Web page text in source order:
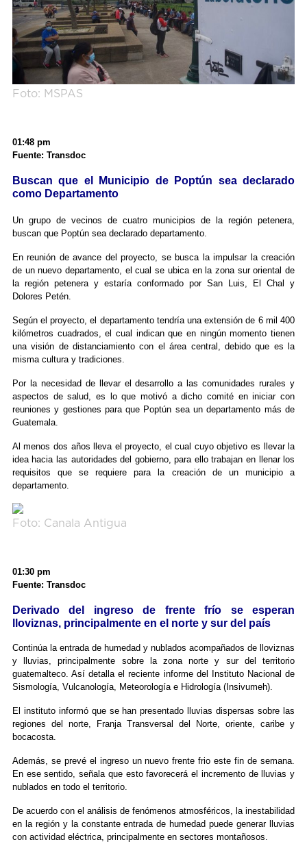
Foto: MSPAS
01:48 pm
Fuente: Transdoc
Buscan que el Municipio de Poptún sea declarado
como Departamento
Un grupo de vecinos de cuatro municipios de la región petenera,
buscan que Poptún sea declarado departamento.
En reunión de avance del proyecto, se busca la impulsar la creación
de un nuevo departamento, el cual se ubica en la zona sur oriental de
la región petenera y estaría conformado por San Luis, El Chal y
Dolores Petén.
Según el proyecto, el departamento tendría una extensión de 6 mil 400
kilómetros cuadrados, el cual indican que en ningún momento tienen
una visión de distanciamiento con el área central, debido que es la
misma cultura y tradiciones.
Por la necesidad de llevar el desarrollo a las comunidades rurales y
aspectos de salud, es lo que motivó a dicho comité en iniciar con
reuniones y gestiones para que Poptún sea un departamento más de
Guatemala.
Al menos dos años lleva el proyecto, el cual cuyo objetivo es llevar la
idea hacia las autoridades del gobierno, para ello trabajan en llenar los
requisitos que se requiere para la creación de un municipio a
departamento.
Foto: Canala Antigua
01:30 pm
Fuente: Transdoc
Derivado del ingreso de frente frío se esperan
lloviznas, principalmente en el norte y sur del país
Continúa la entrada de humedad y nublados acompañados de lloviznas
y lluvias, principalmente sobre la zona norte y sur del territorio
guatemalteco. Así detalla el reciente informe del Instituto Nacional de
Sismología, Vulcanología, Meteorología e Hidrología (Insivumeh).
El instituto informó que se han presentado lluvias dispersas sobre las
regiones del norte, Franja Transversal del Norte, oriente, caribe y
bocacosta.
Además, se prevé el ingreso un nuevo frente frio este fin de semana.
En ese sentido, señala que esto favorecerá el incremento de lluvias y
nublados en todo el territorio.
De acuerdo con el análisis de fenómenos atmosféricos, la inestabilidad
en la región y la constante entrada de humedad puede generar lluvias
con actividad eléctrica, principalmente en sectores montañosos.